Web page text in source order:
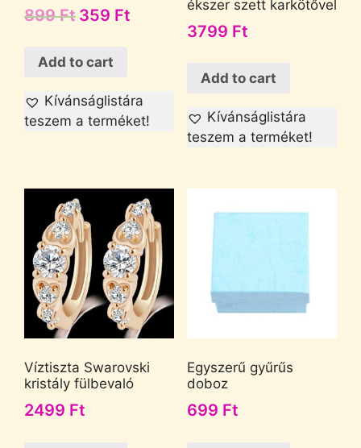
899Ft 359 Ft
Add to cart
Kívánságlistára
teszem a terméket!
ékszer szett karkötővel
3799 Ft
Add to cart
Kívánságlistára
teszem a terméket!
Víztiszta Swarovski
kristály fülbevaló
2499 Ft
Egyszerű gyűrűs
doboz
699 Ft